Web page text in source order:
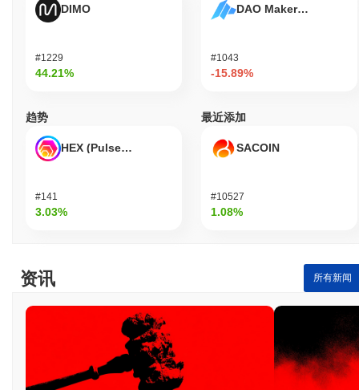
DIMO
#1229
44.21%
DAO Maker Token
#1043
-15.89%
趋势
HEX (Pulsechain)
#141
3.03%
最近添加
SACOIN
#10527
1.08%
资讯 所有新闻